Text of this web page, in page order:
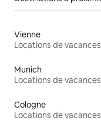
Vienne
Locations de vacances
Munich
Locations de vacances
Cologne
Locations de vacances